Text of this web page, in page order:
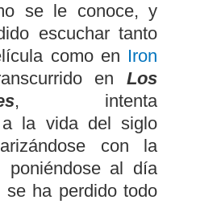
se le conoce, y
escuchar tanto
como en Iron
en Los
, intenta
a la vida del siglo
con la
poniéndose al día
se ha perdido todo